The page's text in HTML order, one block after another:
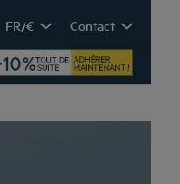
FR/€ Contact